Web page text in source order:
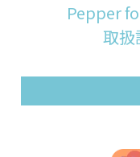
Pepper
取扱